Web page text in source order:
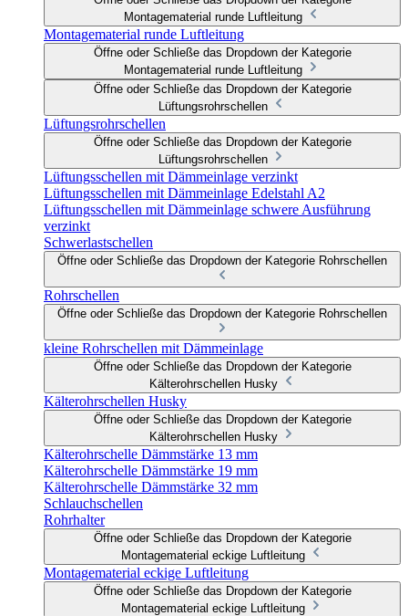
Montagematerial runde Luftleitung
Montagematerial runde Luftleitung
Öffne oder Schließe das Dropdown der Kategorie
Montagematerial runde Luftleitung
Öffne oder Schließe das Dropdown der Kategorie
Lüftungsrohrschellen
Lüftungsrohrschellen
Öffne oder Schließe das Dropdown der Kategorie
Lüftungsrohrschellen
Lüftungsschellen mit Dämmeinlage verzinkt
Lüftungsschellen mit Dämmeinlage Edelstahl A2
Lüftungsschellen mit Dämmeinlage schwere Ausführung
verzinkt
Schwerlastschellen
Öffne oder Schließe das Dropdown der Kategorie Rohrschellen
Rohrschellen
Öffne oder Schließe das Dropdown der Kategorie Rohrschellen
kleine Rohrschellen mit Dämmeinlage
Öffne oder Schließe das Dropdown der Kategorie
Kälterohrschellen Husky
Kälterohrschellen Husky
Öffne oder Schließe das Dropdown der Kategorie
Kälterohrschellen Husky
Kälterohrschelle Dämmstärke 13 mm
Kälterohrschelle Dämmstärke 19 mm
Kälterohrschelle Dämmstärke 32 mm
Schlauchschellen
Rohrhalter
Öffne oder Schließe das Dropdown der Kategorie
Montagematerial eckige Luftleitung
Montagematerial eckige Luftleitung
Öffne oder Schließe das Dropdown der Kategorie
Montagematerial eckige Luftleitung